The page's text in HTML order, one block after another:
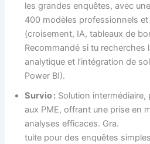
les grandes enquêtes, avec
400 modèles professionnels
(croisement, IA, tableaux de
Recommandé si tu recherches
analytique et l’intégration de
Power BI).
Survio : Solution intermédiaire,
aux PME, offrant une prise en
analyses efficaces. Gra.
tuite pour des enquêtes